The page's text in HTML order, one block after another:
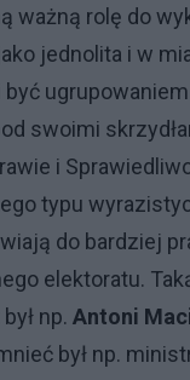
ważną rolę do
jednolita i w
swoimi
i
typu
do bardziej
elektoratu.
np. Antoni
był np.